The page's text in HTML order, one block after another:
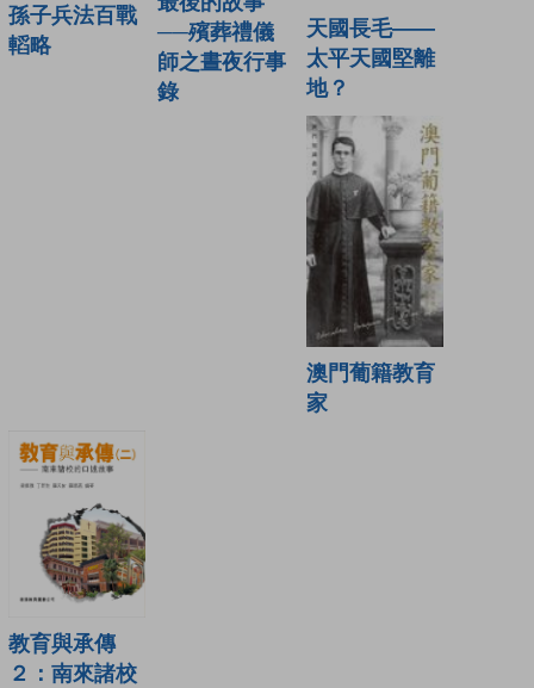
孫子兵法百戰
轁略
──殯葬禮儀
師之晝夜行事
錄
天國長毛——
太平天國堅離
地？
澳門葡籍教育
家
教育與承傳
２：南來諸校